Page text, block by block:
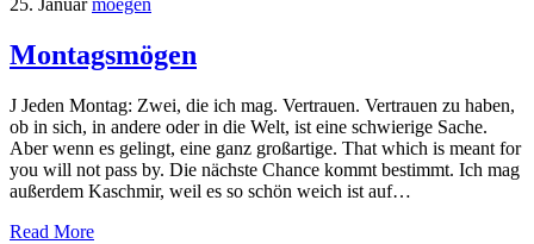
25. Januar moegen
Montagsmögen
J Jeden Montag: Zwei, die ich mag. Vertrauen. Vertrauen zu haben,
ob in sich, in andere oder in die Welt, ist eine schwierige Sache.
Aber wenn es gelingt, eine ganz großartige. That which is meant for
you will not pass by. Die nächste Chance kommt bestimmt. Ich mag
außerdem Kaschmir, weil es so schön weich ist auf…
Read More